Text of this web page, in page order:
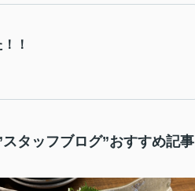
！
スタッフブログ”おすすめ記事